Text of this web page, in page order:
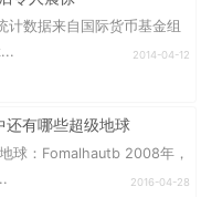
计数据来自国际货币基金组
2014-04-12
还有哪些超级地球
球：Fomalhautb 2008年，
2016-04-28